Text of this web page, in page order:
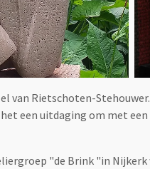
van Rietschoten-
het een uitdaging om met
"de Brink "in